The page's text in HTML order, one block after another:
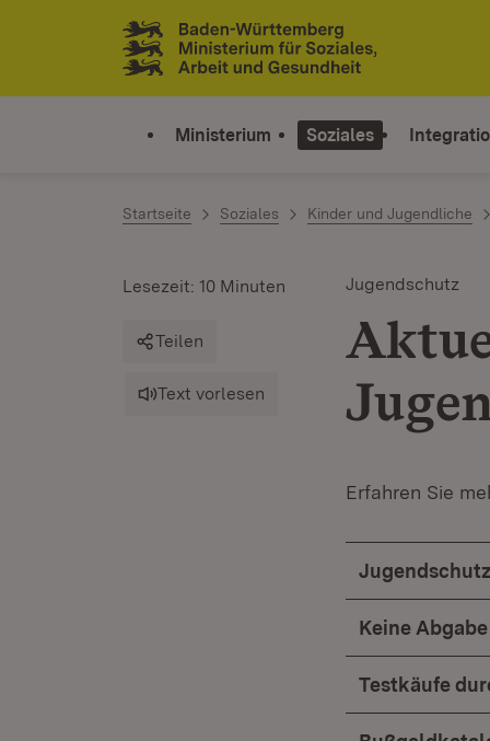
Zum Inhalt springen
Link zur Startseite
Ministerium Soziales
Startseite Soziales Kinder und Jugendliche
Jugendschutz
Lesezeit: 10 Minuten
Teilen
Text vorlesen
Erfahren Sie
Keine
Testkäufe